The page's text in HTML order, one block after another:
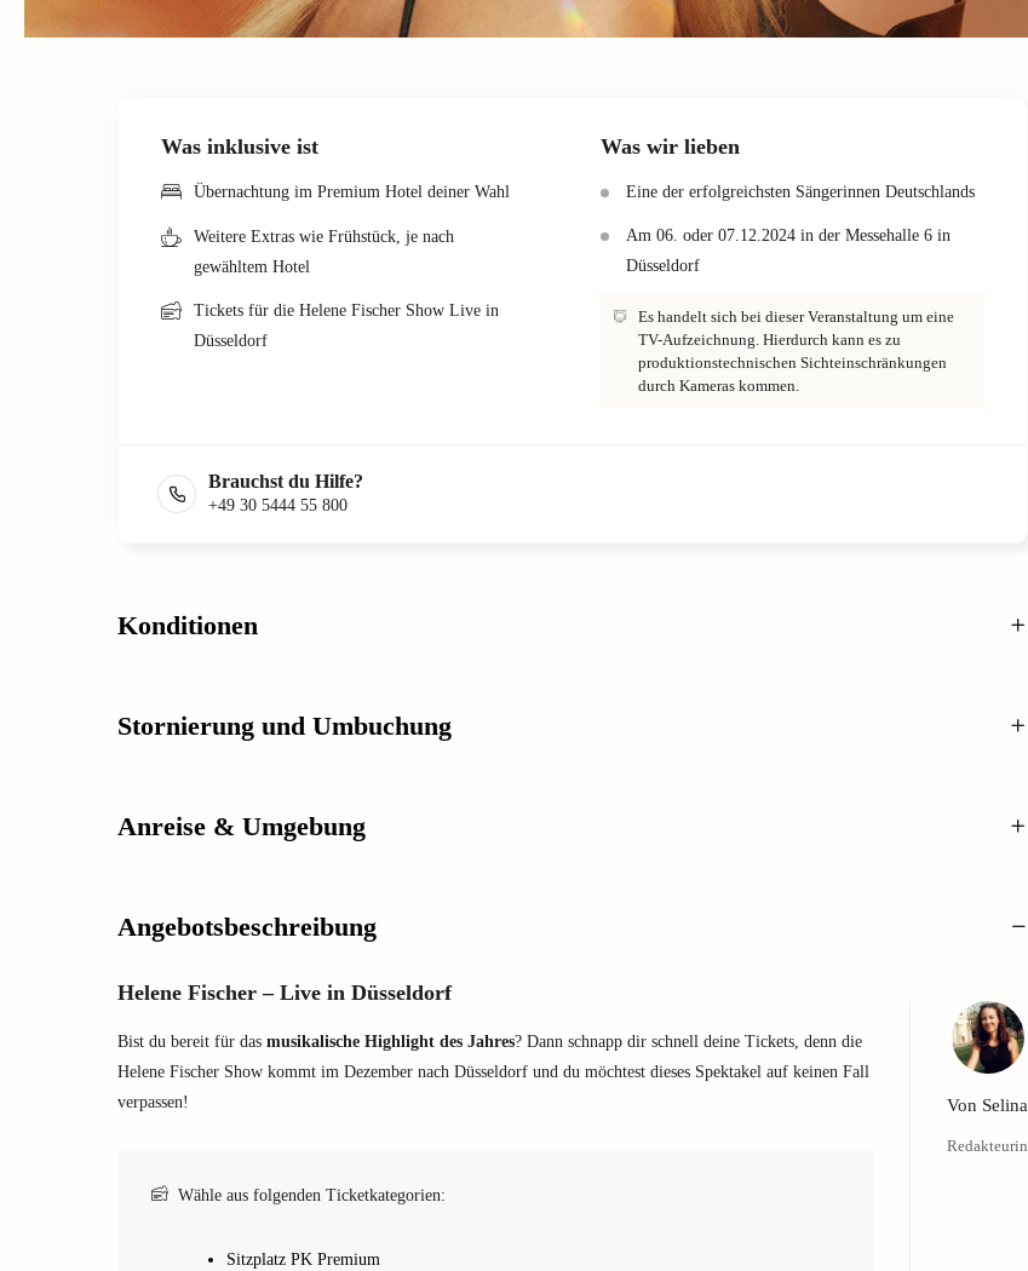
Was inklusive ist
Übernachtung im Premium Hotel deiner Wahl
Weitere Extras wie Frühstück, je nach
gewähltem Hotel
Tickets für die Helene Fischer Show Live in
Düsseldorf
Was wir lieben
Eine der erfolgreichsten Sängerinnen Deutschlands
Am 06. oder 07.12.2024 in der Messehalle 6 in
Düsseldorf
Es handelt sich bei dieser Veranstaltung um eine
TV-Aufzeichnung. Hierdurch kann es zu
produktionstechnischen Sichteinschränkungen
durch Kameras kommen.
Brauchst du Hilfe?
+49 30 5444 55 800
Konditionen
Stornierung und Umbuchung
Anreise & Umgebung
Angebotsbeschreibung
Helene Fischer – Live in Düsseldorf
Bist du bereit für das musikalische Highlight des Jahres? Dann schnapp dir schnell deine Tickets, denn die
Helene Fischer Show kommt im Dezember nach Düsseldorf und du möchtest dieses Spektakel auf keinen Fall
verpassen!
Wähle aus folgenden Ticketkategorien:
Sitzplatz PK Premium
Von Selina
Redakteurin